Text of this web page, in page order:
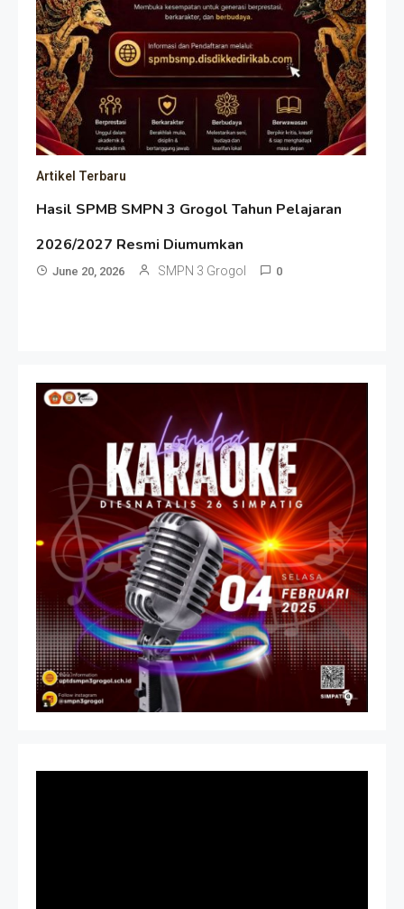
Artikel Terbaru
Hasil SPMB SMPN 3 Grogol Tahun Pelajaran
2026/2027 Resmi Diumumkan
June 20, 2026 SMPN 3 Grogol 0